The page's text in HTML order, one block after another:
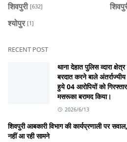
शिवपुरी [632]
श्योपुर [1]
RECENT POST
थाना देहात पुलिस व्दारा
बरदात करने बाले
हुये 04 आरोपियों को
मसरूका बरामद किया।
2026/6/13
शिवपुरी आबकारी विभाग की कार्यप्रणाली पर
नहीं आ रही सामने